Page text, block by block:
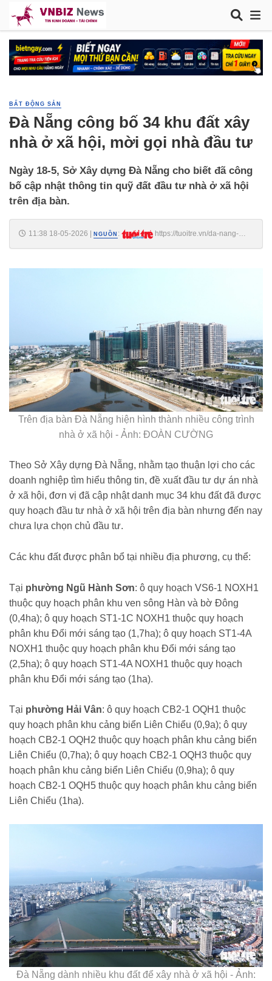
BẤT ĐỘNG SẢN
Đà Nẵng công bố 34 khu đất xây
nhà ở xã hội, mời gọi nhà đầu tư
Ngày 18-5, Sở Xây dựng Đà Nẵng cho biết đã công
bố cập nhật thông tin quỹ đất đầu tư nhà ở xã hội
trên địa bàn.
11:38 18-05-2026 NGUỒN :
https://tuoitre.vn/da-nang-
Trên địa bàn Đà Nẵng hiện hình thành nhiều công trình
nhà ở xã hội - Ảnh: ĐOÀN CƯỜNG
Theo Sở Xây dựng Đà Nẵng, nhằm tạo thuận lợi cho các
doanh nghiệp tìm hiểu thông tin, đề xuất đầu tư dự án nhà
ở xã hội, đơn vị đã cập nhật danh mục 34 khu đất đã được
quy hoạch đầu tư nhà ở xã hội trên địa bàn nhưng đến nay
chưa lựa chọn chủ đầu tư.
Các khu đất được phân bổ tại nhiều địa phương, cụ thể:
Tại phường Ngũ Hành Sơn: ô quy hoạch VS6-1 NOXH1
thuộc quy hoạch phân khu ven sông Hàn và bờ Đông
(0,4ha); ô quy hoạch ST1-1C NOXH1 thuộc quy hoạch
phân khu Đổi mới sáng tạo (1,7ha); ô quy hoạch ST1-4A
NOXH1 thuộc quy hoạch phân khu Đổi mới sáng tạo
(2,5ha); ô quy hoạch ST1-4A NOXH1 thuộc quy hoạch
phân khu Đổi mới sáng tạo (1ha).
Tại phường Hải Vân: ô quy hoạch CB2-1 OQH1 thuộc
quy hoạch phân khu cảng biển Liên Chiểu (0,9a); ô quy
hoạch CB2-1 OQH2 thuộc quy hoạch phân khu cảng biển
Liên Chiểu (0,7ha); ô quy hoạch CB2-1 OQH3 thuộc quy
hoạch phân khu cảng biển Liên Chiểu (0,9ha); ô quy
hoạch CB2-1 OQH5 thuộc quy hoạch phân khu cảng biển
Liên Chiểu (1ha).
Đà Nẵng dành nhiều khu đất để xây nhà ở xã hội - Ảnh: